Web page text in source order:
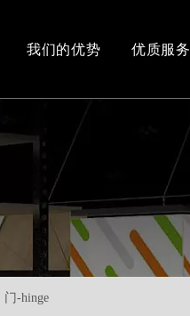
我们的优势 优质服务
门-hinge